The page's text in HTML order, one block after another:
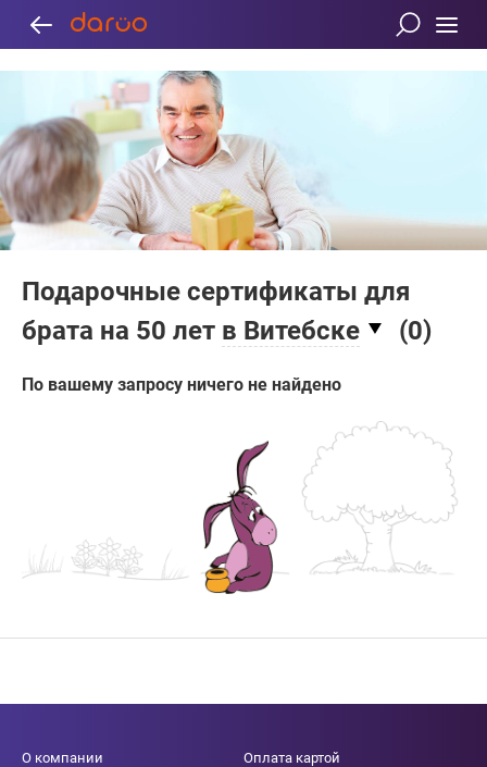
Подарочные сертификаты для
брата на 50 лет в Витебске (0)
По вашему запросу ничего не найдено
О компании Оплата картой